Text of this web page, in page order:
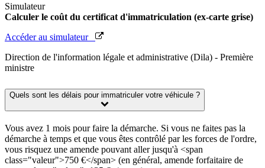
Simulateur
Calculer le coût du certificat d'immatriculation (ex-carte grise)
Accéder au simulateur
Direction de l'information légale et administrative (Dila) - Première
ministre
Quels sont les délais pour immatriculer votre véhicule ?
Vous avez 1 mois pour faire la démarche. Si vous ne faites pas la
démarche à temps et que vous êtes contrôlé par les forces de l'ordre,
vous risquez une amende pouvant aller jusqu'à <span
class="valeur">750 €</span> (en général, amende forfaitaire de